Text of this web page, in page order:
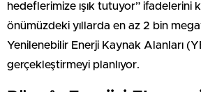
hedeflerimize ışık tutuyor” ifadelerini
önümüzdeki yıllarda en az 2 bin
Yenilenebilir Enerji Kaynak Alanları
gerçekleştirmeyi planlıyor.